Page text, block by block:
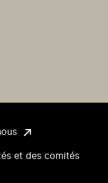
et des comités